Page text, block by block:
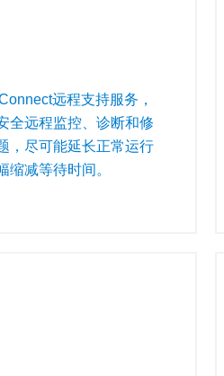
远程支持服务，
全远程监控、诊断和修
，尽可能延长正常运行
缩减等待时间。